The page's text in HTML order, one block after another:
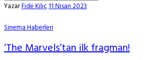
YazarFide Kılıç11 Nisan 2023
Sinema Haberleri
‘The Marvels’tan ilk fragman!